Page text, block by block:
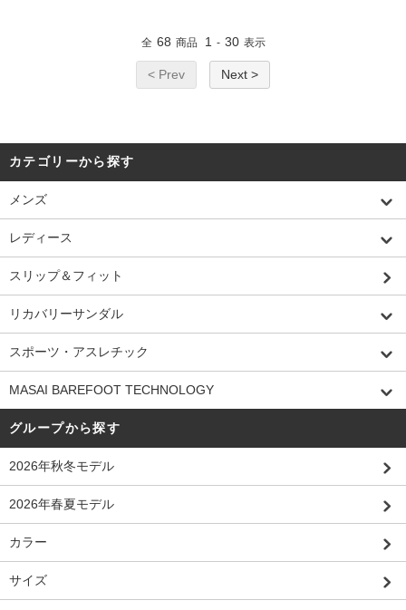
全 68 商品 1 - 30 表示
< Prev Next >
カテゴリーから探す
メンズ
レディース
スリップ＆フィット
リカバリーサンダル
スポーツ・アスレチック
MASAI BAREFOOT TECHNOLOGY
グループから探す
2026年秋冬モデル
2026年春夏モデル
カラー
サイズ